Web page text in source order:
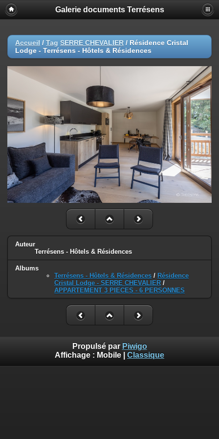
Galerie documents Terrésens
Accueil / Tag SERRE CHEVALIER / Résidence Cristal
Lodge - Terrésens - Hôtels & Résidences
Auteur
Terrésens - Hôtels & Résidences
Albums
Terrésens - Hôtels & Résidences / Résidence
Cristal Lodge - SERRE CHEVALIER /
APPARTEMENT 3 PIECES - 6 PERSONNES
Propulsé par Piwigo
Affichage : Mobile Classique